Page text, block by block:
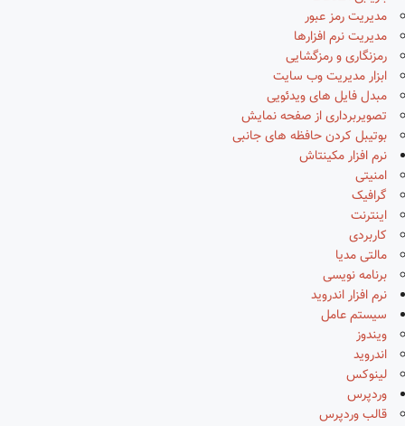
مدیریت رمز عبور
مدیریت نرم افزارها
رمزنگاری و رمزگشایی
ابزار مدیریت وب سایت
مبدل فایل های ویدئویی
تصویربرداری از صفحه نمایش
بوتیبل کردن حافظه های جانبی
نرم افزار مکینتاش
امنیتی
گرافیک
اینترنت
کاربردی
مالتی مدیا
برنامه نویسی
نرم افزار اندروید
سیستم عامل
ویندوز
اندروید
لینوکس
وردپرس
قالب وردپرس